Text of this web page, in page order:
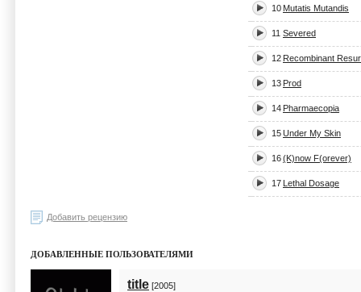
10 Mutatis Mutandis
11 Severed
12 Recombinant
13 Prod
14 Pharmaecopia
15Under My Skin
16(K)now F(orever)
17 Lethal Dosage
Добавить рецензию
ДОБАВЛЕННЫЕ ПОЛЬЗОВАТЕЛЯМИ
title [2005]